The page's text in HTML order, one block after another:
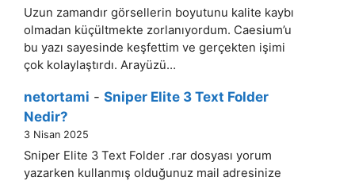
Uzun zamandır görsellerin boyutunu kalite kaybı
olmadan küçültmekte zorlanıyordum. Caesium’u
bu yazı sayesinde keşfettim ve gerçekten işimi
çok kolaylaştırdı. Arayüzü…
netortami - Sniper Elite 3 Text Folder
Nedir?
3 Nisan 2025
Sniper Elite 3 Text Folder .rar dosyası yorum
yazarken kullanmış olduğunuz mail adresinize